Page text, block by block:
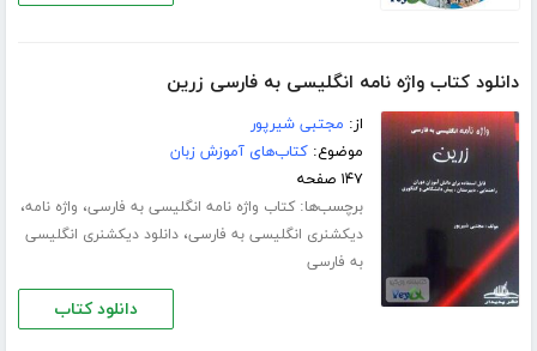
دانلود کتاب واژه نامه انگلیسی به فارسی زرین
از: مجتبی شیرپور
موضوع:کتاب‌های آموزش زبان
۱۴۷ صفحه
برچسب‌ها:کتاب واژه نامه انگلیسی به فارسی، واژه نامه،
دیکشنری انگلیسی به فارسی،دانلود دیکشنری انگلیسی
به فارسی
دانلود کتاب